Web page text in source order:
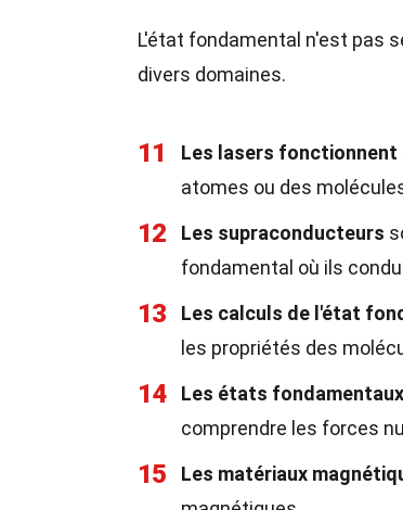
L'état fondamental n'est pas
divers domaines.
11 Les lasers
atomes ou des
12 Les supraconducteurs
fondamental où ils
13 Les calculs de l'état
les propriétés des
14 Les états
comprendre les forces
15 Les matériaux